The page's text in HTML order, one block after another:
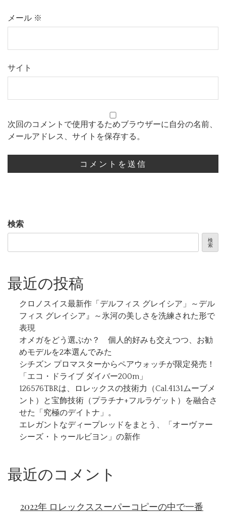
メール ※
サイト
次回のコメントで使用するためブラウザーに自分の名前、
メールアドレス、サイトを保存する。
検索
検
索
最近の投稿
クロノスイス最新作「デルフィス グレイシア」～デル
フィス グレイシア』～氷河の美しさを洗練された形で
表現
オメガをどう選ぶか？ 個人的好みも交えつつ、お勧
めモデルを2本選んでみた
シチズン プロマスターからペアウォッチが限定発売！
「エコ・ドライブ ダイバー200m」
126576TBRは、ロレックスの技術力（Cal.4131ムーブメ
ント）と宝飾技術（プラチナ+フルラゲット）を融合さ
せた「究極のデイトナ」。
エレガントなディープレッドをまとう、「オーヴァー
シーズ・トゥールビヨン」の新作
最近のコメント
2022年 ロレックススーパーコピーの中で一番